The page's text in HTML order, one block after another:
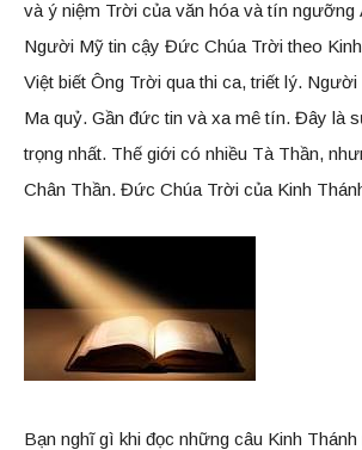
và ý niệm Trời của văn hóa và tín ngưỡng
Người Mỹ tin cậy Đức Chúa Trời theo
Việt biết Ông Trời qua thi ca, triết lý.
Ma quỷ. Gần đức tin và xa mê tín. Đây là
trọng nhất. Thế giới có nhiều Tà Thần,
Chân Thần. Đức Chúa Trời của Kinh
Bạn nghĩ gì khi đọc những câu Kinh Thánh